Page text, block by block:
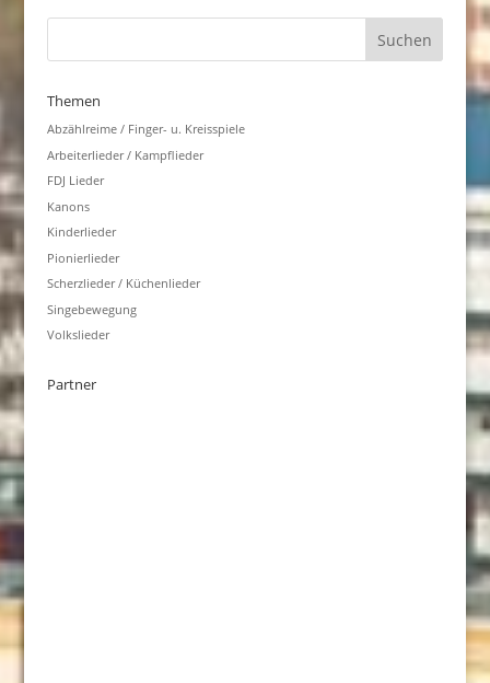
Themen
Abzählreime / Finger- u. Kreisspiele
Arbeiterlieder / Kampflieder
FDJ Lieder
Kanons
Kinderlieder
Pionierlieder
Scherzlieder / Küchenlieder
Singebewegung
Volkslieder
Partner